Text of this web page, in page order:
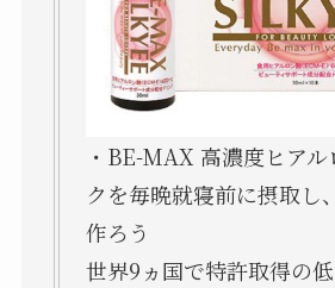
・BE-MAX 高濃度ヒア
クを毎晩就寝前に摂取し
作ろう
世界9ヵ国で特許取得の